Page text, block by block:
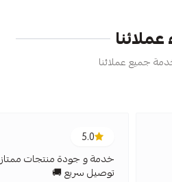
عملائنا
جميع عملائنا
5.0
خدمة و جودة منتجات
توصيل سريع 🚚